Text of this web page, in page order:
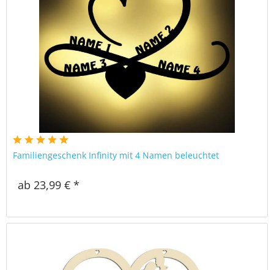
Familiengeschenk Infinity mit 4 Namen beleuchtet
ab 23,99 € *